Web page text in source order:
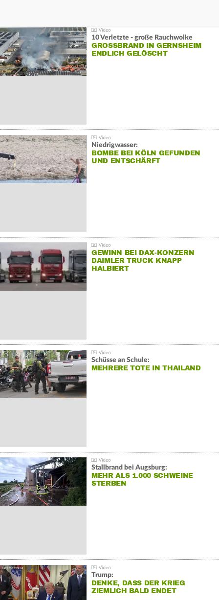
10 Verletzte - große Rauchwolke
GROSSBRAND IN GERNSHEIM E
NDLICH GELÖSCHT
Niedrigwasser:
BOMBE BEI KÖLN GEFUNDEN
UND ENTSCHÄRFT
GEWINN BEI DAX-KONZERN
DAIMLER TRUCK KNAPP
HALBIERT
Schüsse an Schule:
MEHRERE TOTE IN THAILAND
Stallbrand bei Augsburg:
MEHR ALS 1.000 SCHWEINE
STERBEN
Trump:
DENKE, DASS DER KRIEG
ZIEMLICH BALD ENDET